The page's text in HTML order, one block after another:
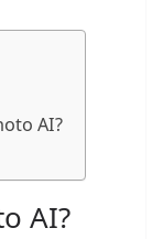
AI?
AI?